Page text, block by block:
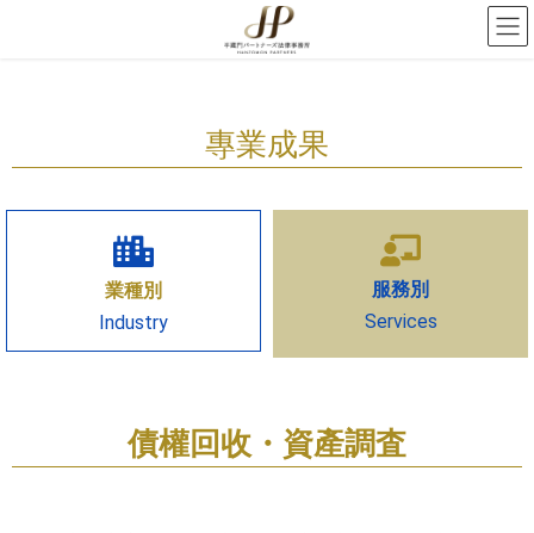
專業成果
業種別
Industry
服務別
Services
債權回收・資產調査